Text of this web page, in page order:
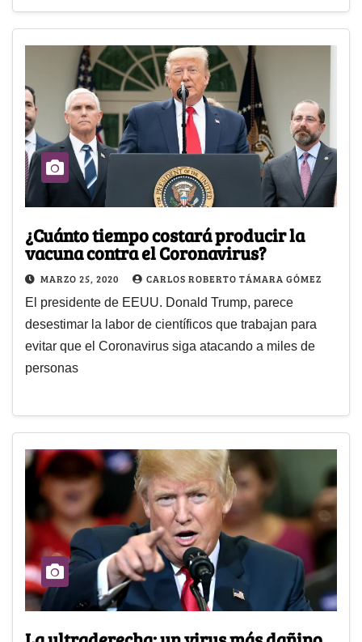
¿Cuánto tiempo costará producir la
vacuna contra el Coronavirus?
MARZO 25, 2020 CARLOS ROBERTO TÁMARA GÓMEZ
El presidente de EEUU. Donald Trump, parece
desestimar la labor de científicos que trabajan para
evitar que el Coronavirus siga atacando a miles de
personas